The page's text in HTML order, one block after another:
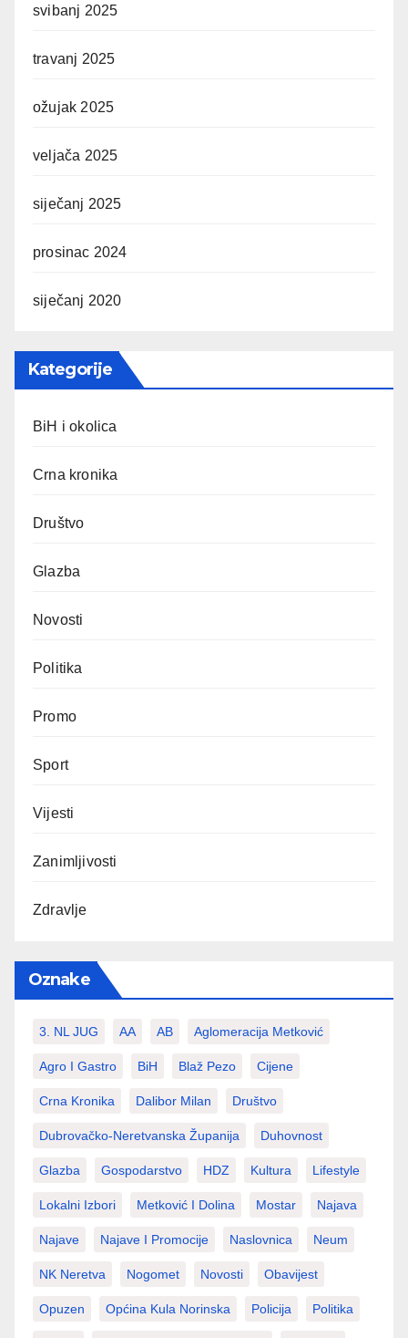
svibanj 2025
travanj 2025
ožujak 2025
veljača 2025
siječanj 2025
prosinac 2024
siječanj 2020
Kategorije
BiH i okolica
Crna kronika
Društvo
Glazba
Novosti
Politika
Promo
Sport
Vijesti
Zanimljivosti
Zdravlje
Oznake
3. NL JUG AA AB Aglomeracija Metković
Agro I Gastro BiH Blaž Pezo Cijene
Crna Kronika Dalibor Milan Društvo
Dubrovačko-Neretvanska Županija Duhovnost
Glazba Gospodarstvo HDZ Kultura Lifestyle
Lokalni Izbori Metković I Dolina Mostar Najava
Najave Najave I Promocije Naslovnica Neum
NK Neretva Nogomet Novosti Obavijest
Opuzen Općina Kula Norinska Policija Politika